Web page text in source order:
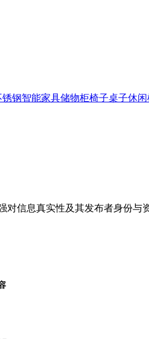
锈钢智能家具储物柜椅子桌子休闲
对信息真实性及其发布者身份与